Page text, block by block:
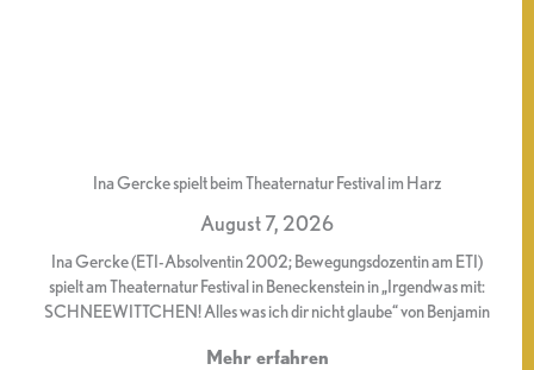
Ina Gercke spielt beim Theaternatur Festival im Harz
August 7, 2026
Ina Gercke (ETI-Absolventin 2002; Bewegungsdozentin am ETI)
spielt am Theaternatur Festival in Beneckenstein in „Irgendwas mit:
SCHNEEWITTCHEN! Alles was ich dir nicht glaube“ von Benjamin
Mehr erfahren